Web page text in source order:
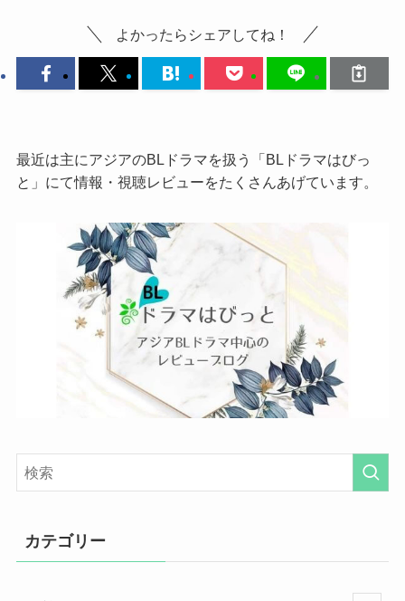
よかったらシェアしてね！
最近は主にアジアのBLドラマを扱う「BLドラマはびっ
と」にて情報・視聴レビューをたくさんあげています。
カテゴリー